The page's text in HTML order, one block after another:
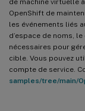
OpenShift de
les événements liés
d’espace de noms,
nécessaires pour
cible. Vous pouvez
compte de service.
samples/tree/main/